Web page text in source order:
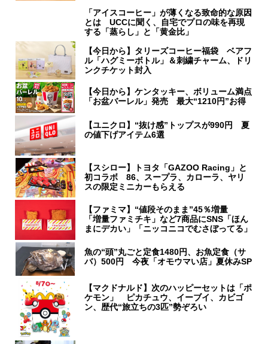
「アイスコーヒー」が薄くなる致命的な原因
とは UCCに聞く、自宅でプロの味を再現
する「蒸らし」と「黄金比」
【今日から】タリーズコーヒー福袋 ベアフ
ル「ハグミーボトル」＆刺繍チャーム、ドリ
ンクチケット封入
【今日から】ケンタッキー、ボリューム満点
「お盆バーレル」発売 最大“1210円”お得
【ユニクロ】“抜け感”トップスが990円 夏
の値下げアイテム6選
【スシロー】トヨタ「GAZOO Racing」と
初コラボ 86、スープラ、カローラ、ヤリ
スの限定ミニカーもらえる
【ファミマ】“値段そのまま”45％増量
「増量ファミチキ」など7商品にSNS「ほん
まにデカい」「ニッコニコでむさぼってる」
魚の“頭”丸ごと定食1480円、お魚定食（サ
バ）500円 今夜「オモウマい店」夏休みSP
【マクドナルド】次のハッピーセットは「ポ
ケモン」 ピカチュウ、イーブイ、カビゴ
ン、歴代“旅立ちの3匹”勢ぞろい